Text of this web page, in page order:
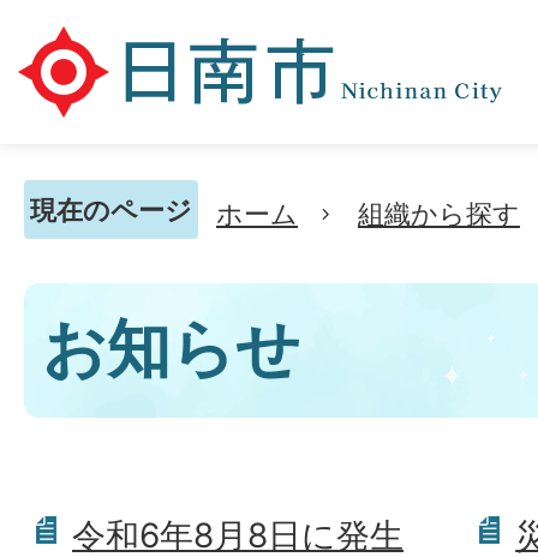
現在のページ ホーム 組織から探す
お知らせ
令和6年8月8日に発生